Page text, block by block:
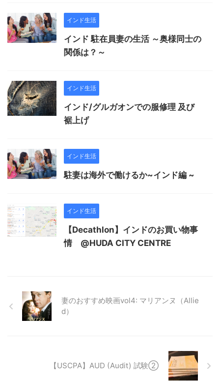
インド生活
インド 駐在員妻の生活 ～奥様同士の
関係は？～
インド生活
インド/グルガオンでの服修理 及び
裾上げ
インド生活
駐妻は海外で働けるか~インド編 ~
インド生活
【Decathlon】インドのお買い物事
情 @HUDA CITY CENTRE
妻のおすすめ映画vol4: マリアンヌ（Allie
d）
【USCPA】AUD (Audit) 試験②